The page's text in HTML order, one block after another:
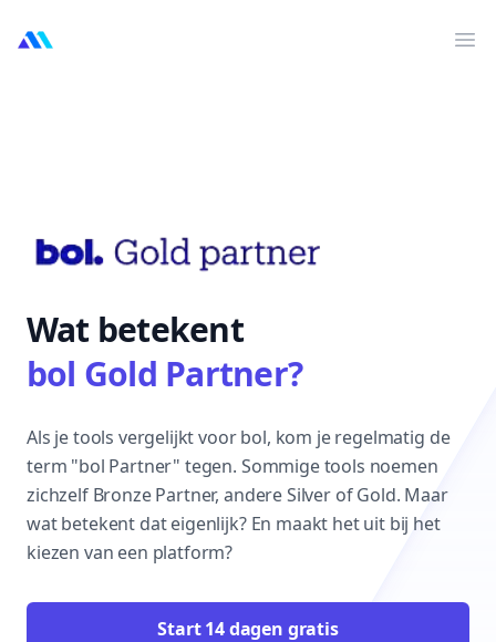
MarktMentor
Wat betekent
bol Gold Partner?
Als je tools vergelijkt voor bol, kom je regelmatig de
term "bol Partner" tegen. Sommige tools noemen
zichzelf Bronze Partner, andere Silver of Gold. Maar
wat betekent dat eigenlijk? En maakt het uit bij het
kiezen van een platform?
Start 14 dagen gratis